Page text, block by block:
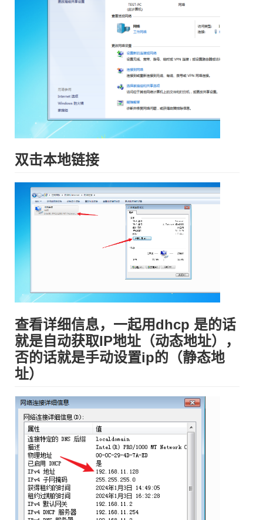
双击本地链接
查看详细信息，一起用dhcp 是的话
就是自动获取IP地址（动态地址），
否的话就是手动设置ip的（静态地
址）